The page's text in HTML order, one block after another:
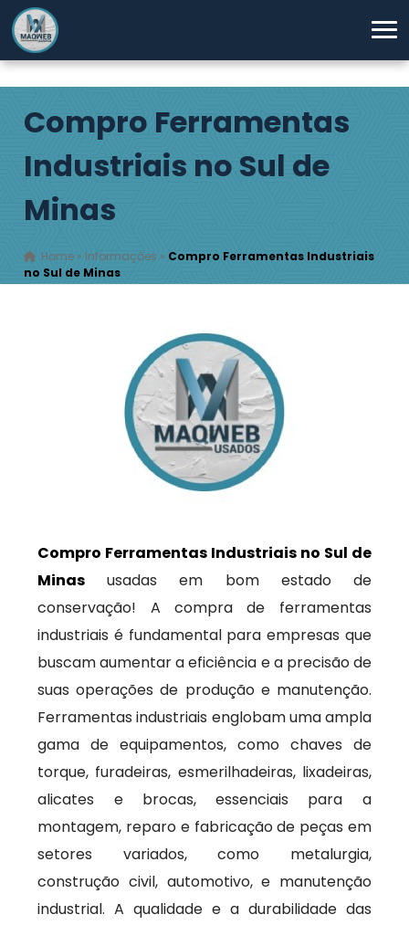
Compro Ferramentas
Industriais no Sul de
Minas
Home » Informações » Compro Ferramentas Industriais
no Sul de Minas
Compro Ferramentas Industriais no Sul de
Minas usadas em bom estado de
conservação! A compra de ferramentas
industriais é fundamental para empresas que
buscam aumentar a eficiência e a precisão de
suas operações de produção e manutenção.
Ferramentas industriais englobam uma ampla
gama de equipamentos, como chaves de
torque, furadeiras, esmerilhadeiras, lixadeiras,
alicates e brocas, essenciais para a
montagem, reparo e fabricação de peças em
setores variados, como metalurgia,
construção civil, automotivo, e manutenção
industrial. A qualidade e a durabilidade das